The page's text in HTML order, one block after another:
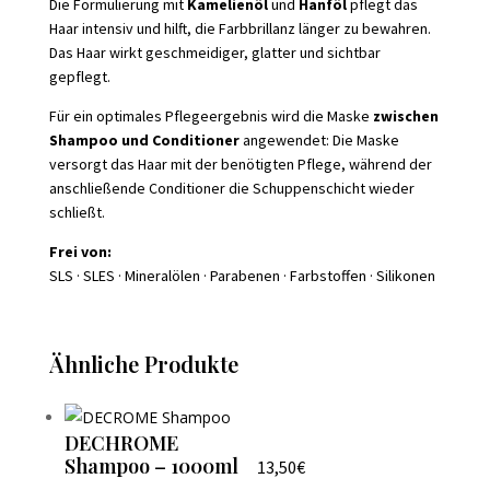
Die Formulierung mit Kamelienölund Hanfölpflegt das
Haar intensiv und hilft, die Farbbrillanz länger zu bewahren.
Das Haar wirkt geschmeidiger, glatter und sichtbar
gepflegt.
Für ein optimales Pflegeergebnis wird die Maske zwischen
Shampoo und Conditionerangewendet: Die Maske
versorgt das Haar mit der benötigten Pflege, während der
anschließende Conditioner die Schuppenschicht wieder
schließt.
Frei von:
SLS · SLES · Mineralölen · Parabenen · Farbstoffen · Silikonen
Ähnliche Produkte
DECHROME
Shampoo – 1000ml
13,50€